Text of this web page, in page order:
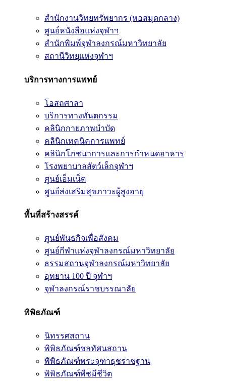
สำนักงานวิทยทรัพยากร (หอสมุดกลาง)
ศูนย์หนังสือแห่งจุฬาฯ
สำนักพิมพ์จุฬาลงกรณ์มหาวิทยาลัย
สถานีวิทยุแห่งจุฬาฯ
บริการทางการแพทย์
โอสถศาลา
บริการทางทันตกรรม
คลินิกกายภาพบำบัด
คลินิกเทคนิคการแพทย์
คลินิกโภชนาการและการกำหนดอาหาร
โรงพยาบาลสัตว์เล็กจุฬาฯ
ศูนย์เอ็มเน็ต
ศูนย์ส่งเสริมสุขภาวะผู้สูงอายุ
พื้นที่สร้างสรรค์
ศูนย์พันธกิจเพื่อสังคม
ศูนย์กีฬาแห่งจุฬาลงกรณ์มหาวิทยาลัย
ธรรมสถานจุฬาลงกรณ์มหาวิทยาลัย
อุทยาน 100 ปี จุฬาฯ
จุฬาลงกรณ์ราชบรรณาลัย
พิพิธภัณฑ์
นิทรรศสถาน
พิพิธภัณฑ์ชลทัศนสถาน
พิพิธภัณฑ์พระจุฑาธุชราชฐาน
พิพิธภัณฑ์พืชมีชีวิต